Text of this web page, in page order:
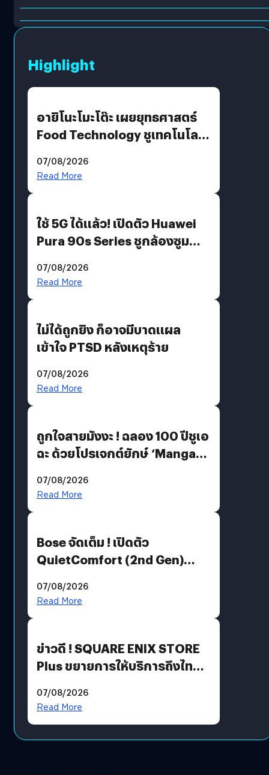
Highlight
อายิโนะโมะโต๊ะ เผยยุทธศาสตร์
Food Technology ชูเทคโนโลยี
บริโภคและ B2B
07/08/2026
Read More
ใช้ 5G ได้แล้ว! เปิดตัว Huawei
Pura 90s Series ชูกล้องซูม
07/08/2026
Read More
ไม่ได้ถูกยิง ก็อาจมีบาดแผล
เข้าใจ PTSD หลังเหตุร้าย
07/08/2026
Read More
ถูกใจสายมังงะ ! ฉลอง 100 ปีชูเอ
ฉะ ด้วยโปรเจกต์ยักษ์ ‘Manga
มีภาษาไทยด้วย
07/08/2026
Read More
Bose จัดเต็ม ! เปิดตัว
QuietComfort (2nd Gen)
07/08/2026
Read More
ข่าวดี ! SQUARE ENIX STORE
Plus ขยายการให้บริการถึงไทย
โดยตรง
07/08/2026
Read More